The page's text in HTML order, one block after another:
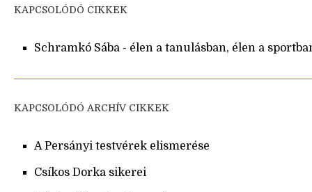
KAPCSOLÓDÓ CIKKEK
Schramkó Sába - élen a tanulásban, élen a
KAPCSOLÓDÓ ARCHÍV CIKKEK
A Persányi testvérek elismerése
Csíkos Dorka sikerei